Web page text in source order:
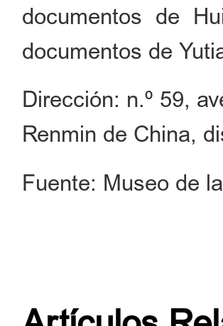
documentos de
documentos de
Dirección: n.º 59,
Renmin de China,
Fuente: Museo de